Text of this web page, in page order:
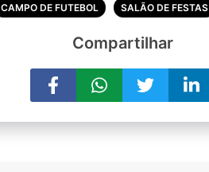
CAMPO DE FUTEBOL SALÃO DE FESTAS
Compartilhar